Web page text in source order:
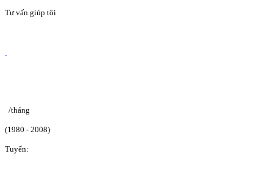
Tư vấn giúp tôi
/tháng
(1980 - 2008)
Tuyển: